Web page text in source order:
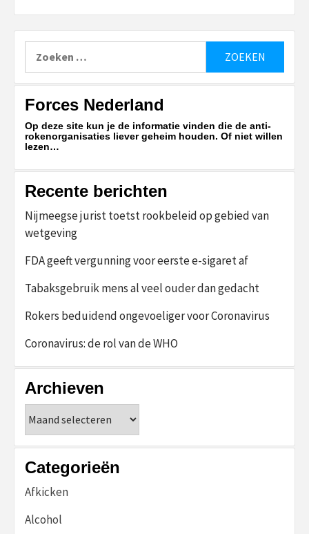
naar:
Forces Nederland
Op deze site kun je de informatie vinden die de anti-
rokenorganisaties liever geheim houden. Of niet willen
lezen…
Recente berichten
Nijmeegse jurist toetst rookbeleid op gebied van
wetgeving
FDA geeft vergunning voor eerste e-sigaret af
Tabaksgebruik mens al veel ouder dan gedacht
Rokers beduidend ongevoeliger voor Coronavirus
Coronavirus: de rol van de WHO
Archieven
Categorieën
Afkicken
Alcohol